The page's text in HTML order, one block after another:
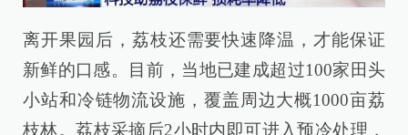
离开果园后，荔枝还需要快速降温，才能保证
新鲜的口感。目前，当地已建成超过100家田头
小站和冷链物流设施，覆盖周边大概1000亩荔
枝林。荔枝采摘后2小时内即可进入预冷处理，